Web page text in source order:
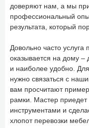
доверяют нам, а мы
профессиональный
результата, который
Довольно часто
оказывается на дому –
и наиболее удобно.
нужно связаться с
вам просчитают
рамки. Мастер
инструментами и
хлопот перевозки